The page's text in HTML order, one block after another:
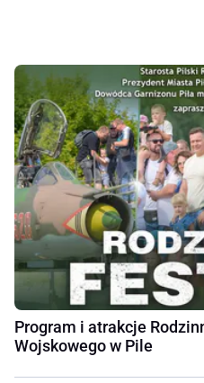
Program i atrakcje
Wojskowego w Pile